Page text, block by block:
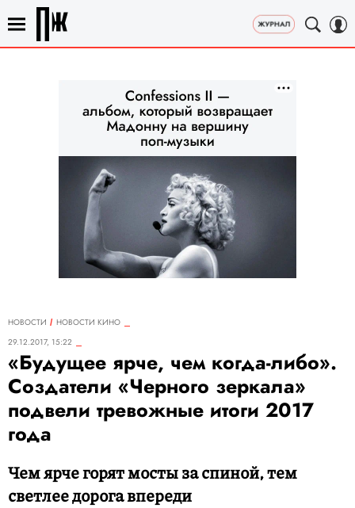
НОВОСТИ
НОВОСТИ КИНО
29.12.2017, 15:22
«Будущее ярче, чем когда-либо».
Создатели «Черного зеркала»
подвели тревожные итоги 2017
года
Чем ярче горят мосты за спиной, тем
светлее дорога впереди